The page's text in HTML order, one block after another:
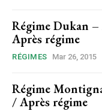
Régime Dukan –
Après régime
RÉGIMES Mar 26, 2015
Régime
/ Après régime